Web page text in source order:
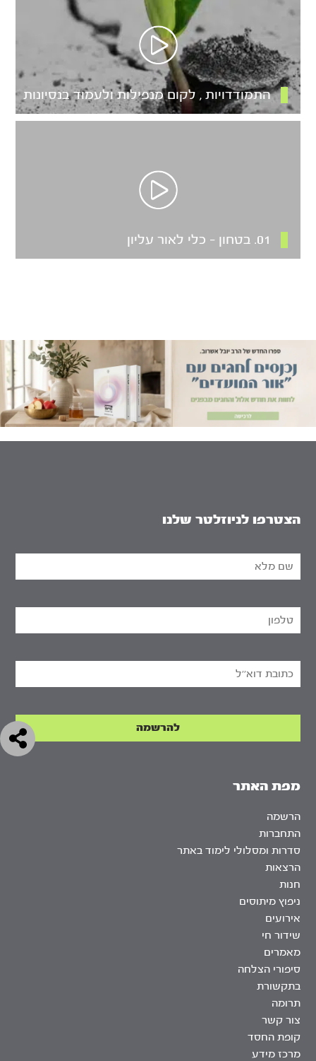
התמודדויות , לקום מנפילות ולעמוד בנסיונות
01. בטחון – כלי לאור עליון
מפת האתר
הרשמה
התחברות
סדרות ומסלולי לימוד באתר
הרצאות
חנות
ניפוץ מיתוסים
אירועים
שידור חי
מאמרים
סיפורי הצלחה
בתקשורת
תרומה
צור קשר
קופת החסד
מרכז מידע
הצטרפו לניוזלטר שלנו